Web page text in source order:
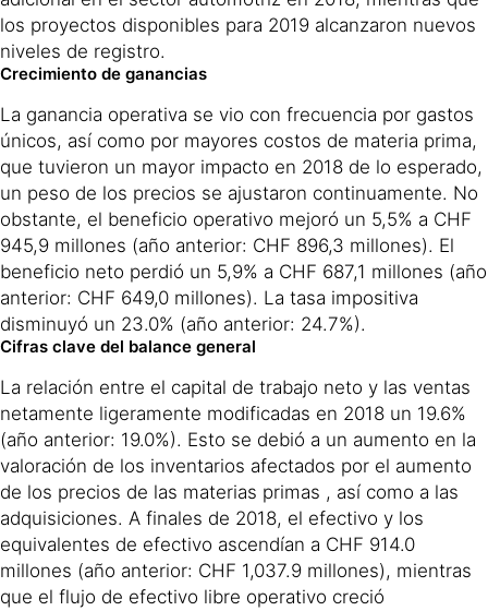
los proyectos disponibles para 2019 alcanzaron nuevos
niveles de registro.
Crecimiento de ganancias
La ganancia operativa se vio con frecuencia por gastos
únicos, así como por mayores costos de materia prima,
que tuvieron un mayor impacto en 2018 de lo esperado,
un peso de los precios se ajustaron continuamente. No
obstante, el beneficio operativo mejoró un 5,5% a CHF
945,9 millones (año anterior: CHF 896,3 millones). El
beneficio neto perdió un 5,9% a CHF 687,1 millones (año
anterior: CHF 649,0 millones). La tasa impositiva
disminuyó un 23.0% (año anterior: 24.7%).
Cifras clave del balance general
La relación entre el capital de trabajo neto y las ventas
netamente ligeramente modificadas en 2018 un 19.6%
(año anterior: 19.0%). Esto se debió a un aumento en la
valoración de los inventarios afectados por el aumento
de los precios de las materias primas , así como a las
adquisiciones. A finales de 2018, el efectivo y los
equivalentes de efectivo ascendían a CHF 914.0
millones (año anterior: CHF 1,037.9 millones), mientras
que el flujo de efectivo libre operativo creció